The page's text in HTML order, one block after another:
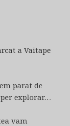
a Vaitape
parat de
per explorar…
vam